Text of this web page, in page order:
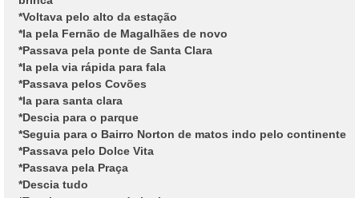
*Voltava pelo alto da estação
*Ia pela Fernão de Magalhães de novo
*Passava pela ponte de Santa Clara
*Ia pela via rápida para fala
*Passava pelos Covões
*Ia para santa clara
*Descia para o parque
*Seguia para o Bairro Norton de matos indo pelo continente
*Passava pelo Dolce Vita
*Passava pela Praça
*Descia tudo